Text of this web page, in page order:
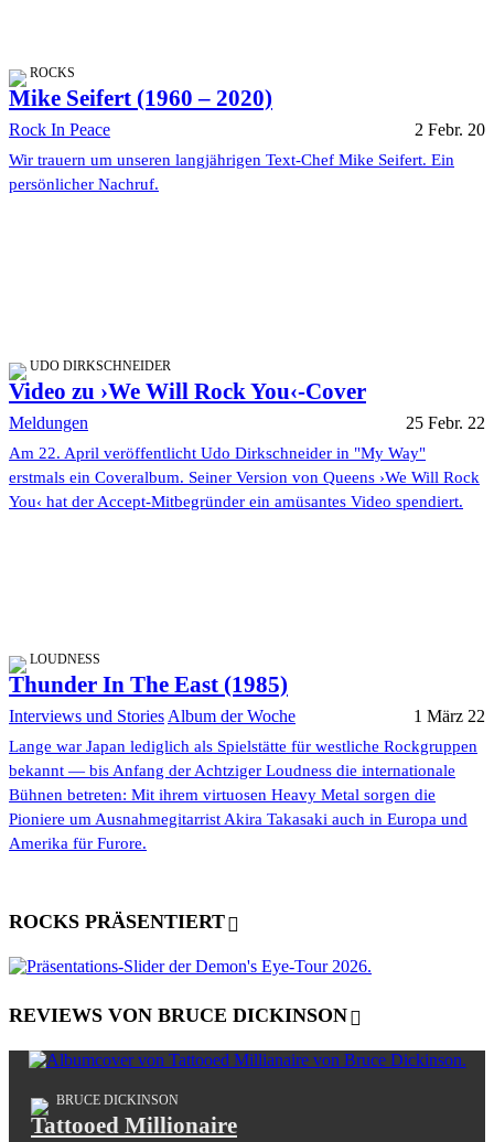
ROCKS
Mike Seifert (1960 – 2020)
Rock In Peace 2 Febr. 20
Wir trauern um unseren langjährigen Text-Chef Mike Seifert. Ein
persönlicher Nachruf.
UDO DIRKSCHNEIDER
Video zu ›We Will Rock You‹-Cover
Meldungen 25 Febr. 22
Am 22. April veröffentlicht Udo Dirkschneider in "My Way"
erstmals ein Coveralbum. Seiner Version von Queens ›We Will Rock
You‹ hat der Accept-Mitbegründer ein amüsantes Video spendiert.
LOUDNESS
Thunder In The East (1985)
Interviews und StoriesAlbum der Woche 1 März 22
Lange war Japan lediglich als Spielstätte für westliche Rockgruppen
bekannt — bis Anfang der Achtziger Loudness die internationale
Bühnen betreten: Mit ihrem virtuosen Heavy Metal sorgen die
Pioniere um Ausnahmegitarrist Akira Takasaki auch in Europa und
Amerika für Furore.
ROCKS PRÄSENTIERT
REVIEWS VON BRUCE DICKINSON
BRUCE DICKINSON
Tattooed Millionaire